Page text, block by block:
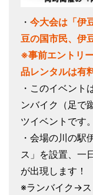
・ 今大会は「伊
豆の国市民、伊
※事前エントリ
品レンタルは有
・ このイベント
ンバイク（足で
ツイベントです。
・ 会場の川の駅
ス」を設置、一
が出現します ！
※ランバイク→ス